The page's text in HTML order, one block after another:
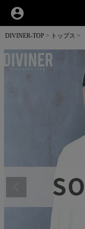
account_circle
DIVINER-TOP トップス